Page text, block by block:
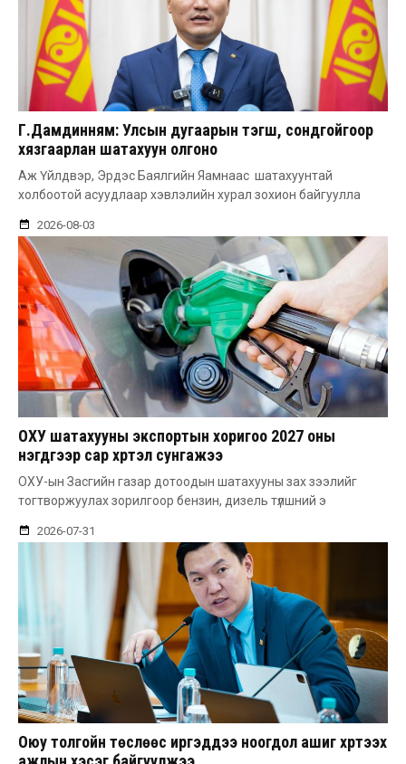
Г.Дамдинням: Улсын дугаарын тэгш, сондгойгоор
хязгаарлан шатахуун олгоно
Аж Үйлдвэр, Эрдэс Баялгийн Яамнаас шатахуунтай
холбоотой асуудлаар хэвлэлийн хурал зохион байгуулла
2026-08-03
ОХУ шатахууны экспортын хоригоо 2027 оны
нэгдүгээр сар хүртэл сунгажээ
ОХУ-ын Засгийн газар дотоодын шатахууны зах зээлийг
тогтворжуулах зорилгоор бензин, дизель түлшний э
2026-07-31
Оюу толгойн төслөөс иргэддээ ноогдол ашиг хүртээх